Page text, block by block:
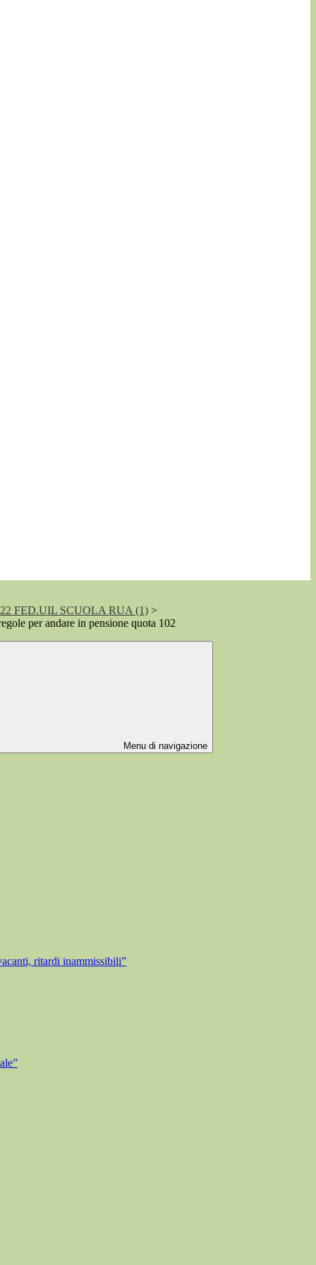
FED.UIL SCUOLA RUA (1) >
per andare in pensione quota 102
Menu di navigazione
ritardi inammissibili”